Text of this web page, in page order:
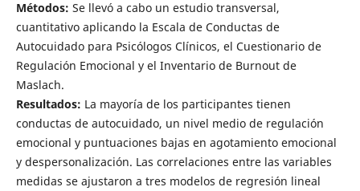
Métodos: Se llevó a cabo un estudio transversal,
cuantitativo aplicando la Escala de Conductas de
Autocuidado para Psicólogos Clínicos, el Cuestionario de
Regulación Emocional y el Inventario de Burnout de
Maslach.
Resultados: La mayoría de los participantes tienen
conductas de autocuidado, un nivel medio de regulación
emocional y puntuaciones bajas en agotamiento emocional
y despersonalización. Las correlaciones entre las variables
medidas se ajustaron a tres modelos de regresión lineal